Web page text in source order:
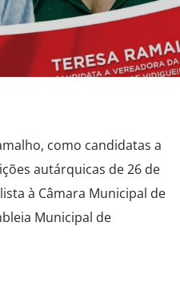
como candidatas a
autárquicas de 26 de
à Câmara Municipal de
Municipal de